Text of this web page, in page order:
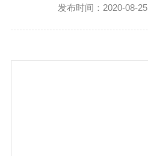
发布时间：2020-08-25